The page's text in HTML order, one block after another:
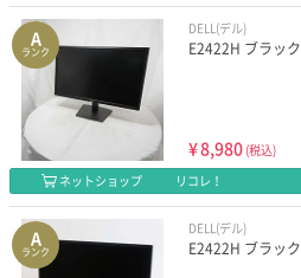
A
ランク
DELL(デル)
E2422H ブラック
¥8,980 (税込)
ネットショップ
リコレ！
A
ランク
DELL(デル)
E2422H ブラック